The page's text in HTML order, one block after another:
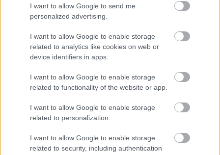
I want to allow Google to send me
personalized advertising.
I want to allow Google to enable storage
related to analytics like cookies on web or
device identifiers in apps.
I want to allow Google to enable storage
related to functionality of the website or app.
I want to allow Google to enable storage
related to personalization.
I want to allow Google to enable storage
related to security, including authentication
Pret 7 ron/buc,www.breslo.ro
Daca nunta voastra este inspirata de Venetia sau
pur si simplu va plac mastile, oferiti si nuntasilor o
masca drept marturie a multumirii voastre ca au
participat la nunta.
7. Marturie nunta -